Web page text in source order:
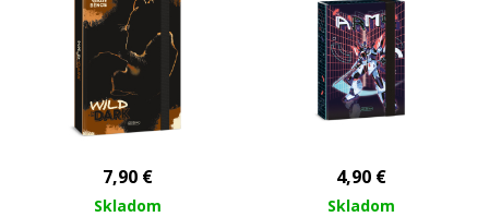
7,90 €
Skladom
4,90 €
Skladom